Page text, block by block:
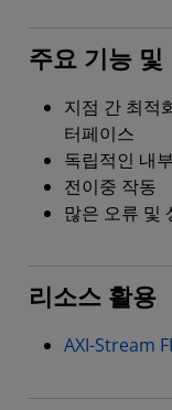
주요 기능 및
지점 간 최적
터페이스
독립적인 내
전이중 작동
많은 오류 및
리소스 활용
AXI-Stream